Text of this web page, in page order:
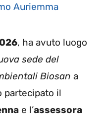
Auriemma
, ha avuto luogo
sede del
Biosan a
partecipato il
e l’assessora